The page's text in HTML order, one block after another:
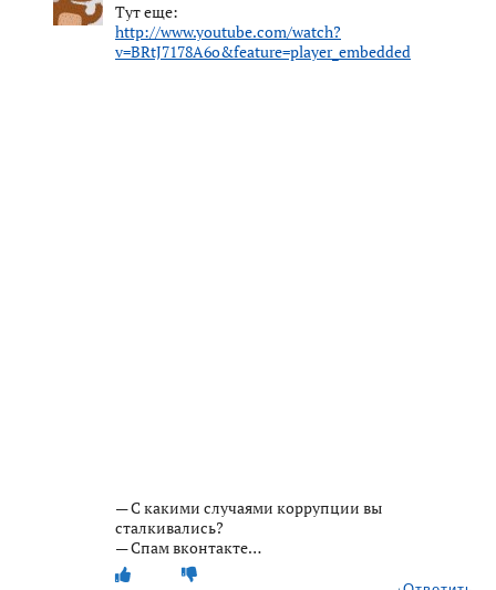
Тут еще:
http://www.youtube.com/watch?
v=BRtJ7178A6o&feature=player_embedded
— С какими случаями коррупции вы
сталкивались?
— Спам вконтакте…